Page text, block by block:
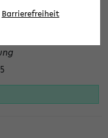
ist unbedingt
Barrierefreiheit